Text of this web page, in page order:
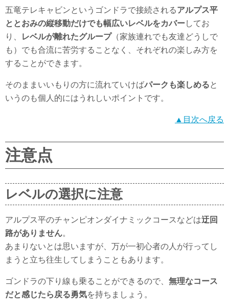
五竜テレキャビンというゴンドラで接続されるアルプス平
ととおみの縦移動だけでも幅広いレベルをカバーしてお
り、
レベルが離れたグループ（家族連れでも友達どうしで
も）でも合流に苦労することなく、それぞれの楽しみ方を
することができます。
そのままいいもりの方に流れていけばパークも楽しめると
いうのも個人的にはうれしいポイントです。
▲目次へ戻る
注意点
レベルの選択に注意
アルプス平のチャンピオンダイナミックコースなどは迂回
路がありません。
あまりないとは思いますが、万が一初心者の人が行ってし
まうと立ち往生してしまうこともあります。
ゴンドラの下り線も乗ることができるので、 無理なコース
だと感じたら戻る勇気を持ちましょう。